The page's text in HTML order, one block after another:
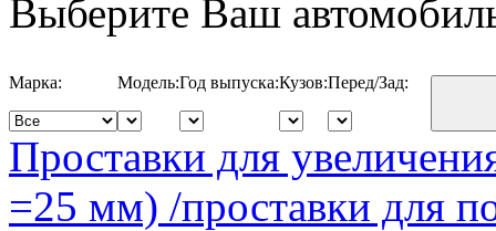
Выберите Ваш
Марка: Модель:Год выпуска:Кузов:Перед/Зад:
Проставки для
=25 мм) /проставки для